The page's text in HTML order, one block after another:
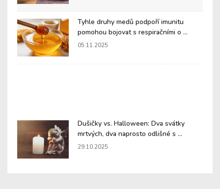
Tyhle druhy medů podpoří imunitu
pomohou bojovat s respiračními o ...
05.11.2025
Dušičky vs. Halloween: Dva svátky
mrtvých, dva naprosto odlišné s ...
29.10.2025